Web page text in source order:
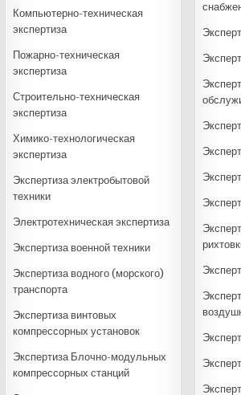
Компьютерно-техническая
экспертиза
Пожарно-техническая
экспертиза
Строительно-техническая
экспертиза
Химико-технологическая
экспертиза
Экспертиза электробытовой
техники
Электротехническая экспертиза
Экспертиза военной техники
Экспертиза водного (морского)
транспорта
Экспертиза винтовых
компрессорных установок
Экспертиза Блочно-модульных
компрессорных станций